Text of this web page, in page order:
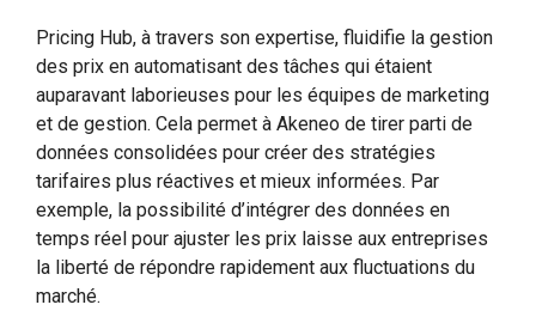
Pricing Hub, à travers son expertise, fluidifie la gestion
des prix en automatisant des tâches qui étaient
auparavant laborieuses pour les équipes de marketing
et de gestion. Cela permet à Akeneo de tirer parti de
données consolidées pour créer des stratégies
tarifaires plus réactives et mieux informées. Par
exemple, la possibilité d’intégrer des données en
temps réel pour ajuster les prix laisse aux entreprises
la liberté de répondre rapidement aux fluctuations du
marché.